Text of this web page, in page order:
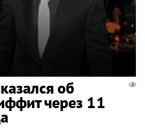
об
через 11